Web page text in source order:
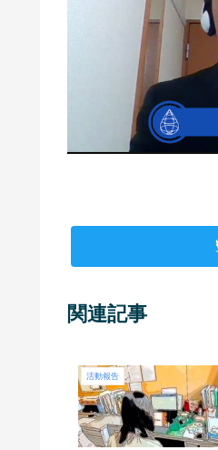
関連記事
活動報告